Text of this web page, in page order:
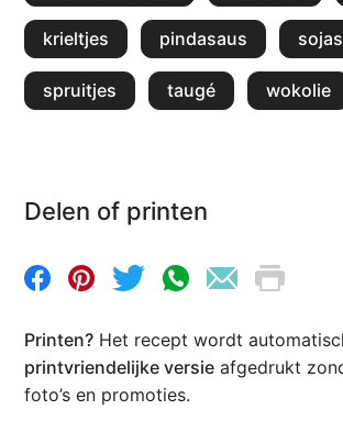
krieltjes pindasaus
spruitjes taugé wokolie
Delen of printen
Printen? Het recept wordt
printvriendelijke versie afgedrukt
foto’s en promoties.